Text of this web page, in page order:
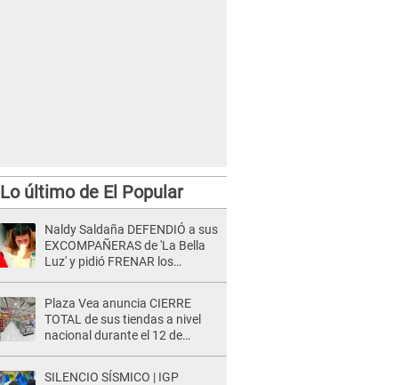
Lo último de El Popular
Naldy Saldaña DEFENDIÓ a sus
EXCOMPAÑERAS de 'La Bella
Luz' y pidió FRENAR los
Plaza Vea anuncia CIERRE
TOTAL de sus tiendas a nivel
nacional durante el 12 de
SILENCIO SÍSMICO | IGP